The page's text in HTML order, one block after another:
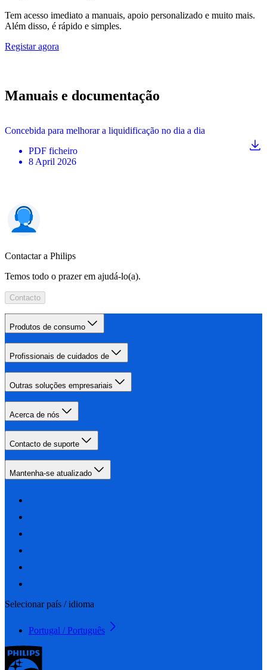
Tem acesso imediato a manuais, apoio personalizado e muito mais.
Além disso, é rápido e simples.
Registar agora
Manuais e documentação
Concebida para melhorar a liquidificação no dia a dia
PDF ficheiro
8 April 2026
Contactar a Philips
Temos todo o prazer em ajudá-lo(a).
Contacto
Produtos de consumo
Profissionais de cuidados de
Outras soluções empresariais
Acerca de nós
Contacto de suporte
Mantenha-se atualizado
Selecionar país / idioma
Portugal / Português